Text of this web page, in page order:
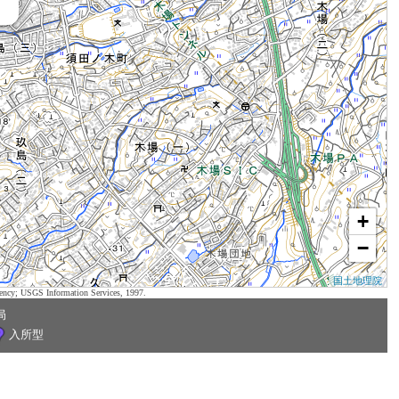
+
−
国土地理院
USGS Information Services, 1997.
入所型